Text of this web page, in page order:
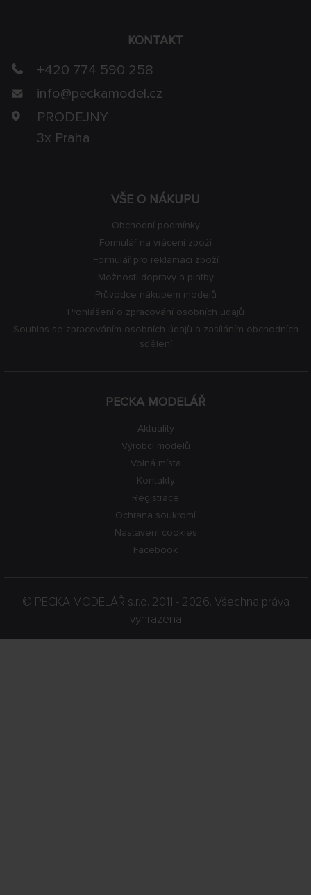
VŠE O NÁKUPU
Obchodní podmínky
Formulář na vrácení zboží
Formulář pro reklamaci zboží
Možnosti dopravy a platby
Průvodce nákupem modelů
Prohlášení o zpracování osobních údajů
Souhlas se zpracováním osobních údajů a zasíláním obchodních
sdělení
PECKA MODELÁŘ
Aktuality
Výrobci modelů
Volná místa
Kontakty
Registrace
Ochrana soukromí
Nastavení cookies
Facebook
KONTAKT
+420 774 590 258
info@peckamodel.cz
PRODEJNY
3x Praha
© PECKA MODELÁŘ s.r.o. 2011 - 2026. Všechna práva
vyhrazena